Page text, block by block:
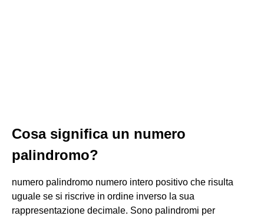
Cosa significa un numero
palindromo?
numero palindromo numero intero positivo che risulta
uguale se si riscrive in ordine inverso la sua
rappresentazione decimale. Sono palindromi per